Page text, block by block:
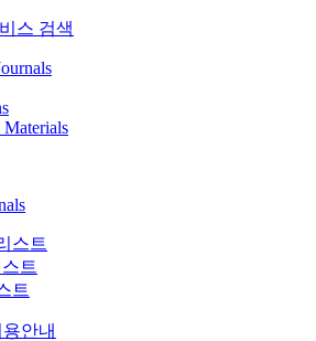
스 검색
Materials
스트
트
트
안내